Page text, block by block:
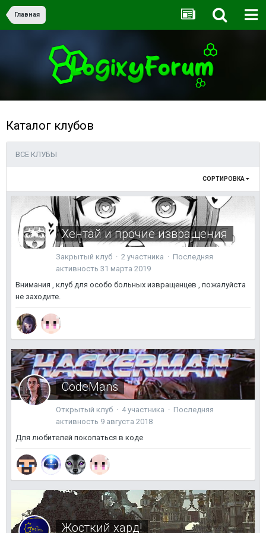
Главная
Каталог клубов
ВСЕ КЛУБЫ
СОРТИРОВКА
Хентай и прочие извращения
Закрытый клуб · 2 участника · Последняя
активность 31 марта 2019
Внимания , клуб для особо больных извращенцев , пожалуйста
не заходите.
CodeMans
Открытый клуб · 4 участника · Последняя
активность 9 августа 2018
Для любителей покопаться в коде
Жосткий хард!